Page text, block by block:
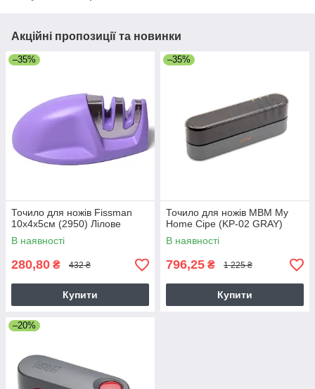
Акційні пропозиції та новинки
–35%
Точило для ножів Fissman
10х4х5см (2950) Лілове
В наявності
280,80 ₴ 432 ₴
Купити
–35%
Точило для ножів МВМ My
Home Сіре (KP-02 GRAY)
В наявності
796,25 ₴ 1 225 ₴
Купити
–20%